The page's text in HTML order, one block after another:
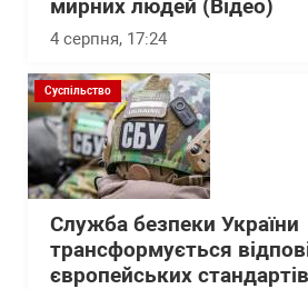
мирних людей (Відео)
4 серпня, 17:24
Суспільство
Служба безпеки України
трансформується
європейських стандартів